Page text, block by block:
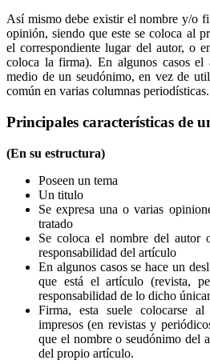
Así mismo debe existir el nombre y/o
opinión, siendo que este se coloca al
el correspondiente lugar del autor, o
coloca la firma). En algunos casos
medio de un seudónimo, en vez de
común en varias columnas periodísticas.
Principales características de
(En su estructura)
Poseen un tema
Un titulo
Se expresa una o varias
tratado
Se coloca el nombre del autor
responsabilidad del artículo
En algunos casos se hace un
que está el artículo (revista,
responsabilidad de lo dicho
Firma, esta suele colocarse
impresos (en revistas y
que el nombre o seudónimo del
del propio artículo.